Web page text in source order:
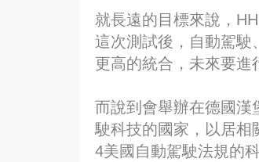
就長遠的目標來說，
這次測試後，自動駕駛
更高的統合，未來要進
而說到會舉辦在德國漢
駛科技的國家，以居相
4美國自動駕駛法規的